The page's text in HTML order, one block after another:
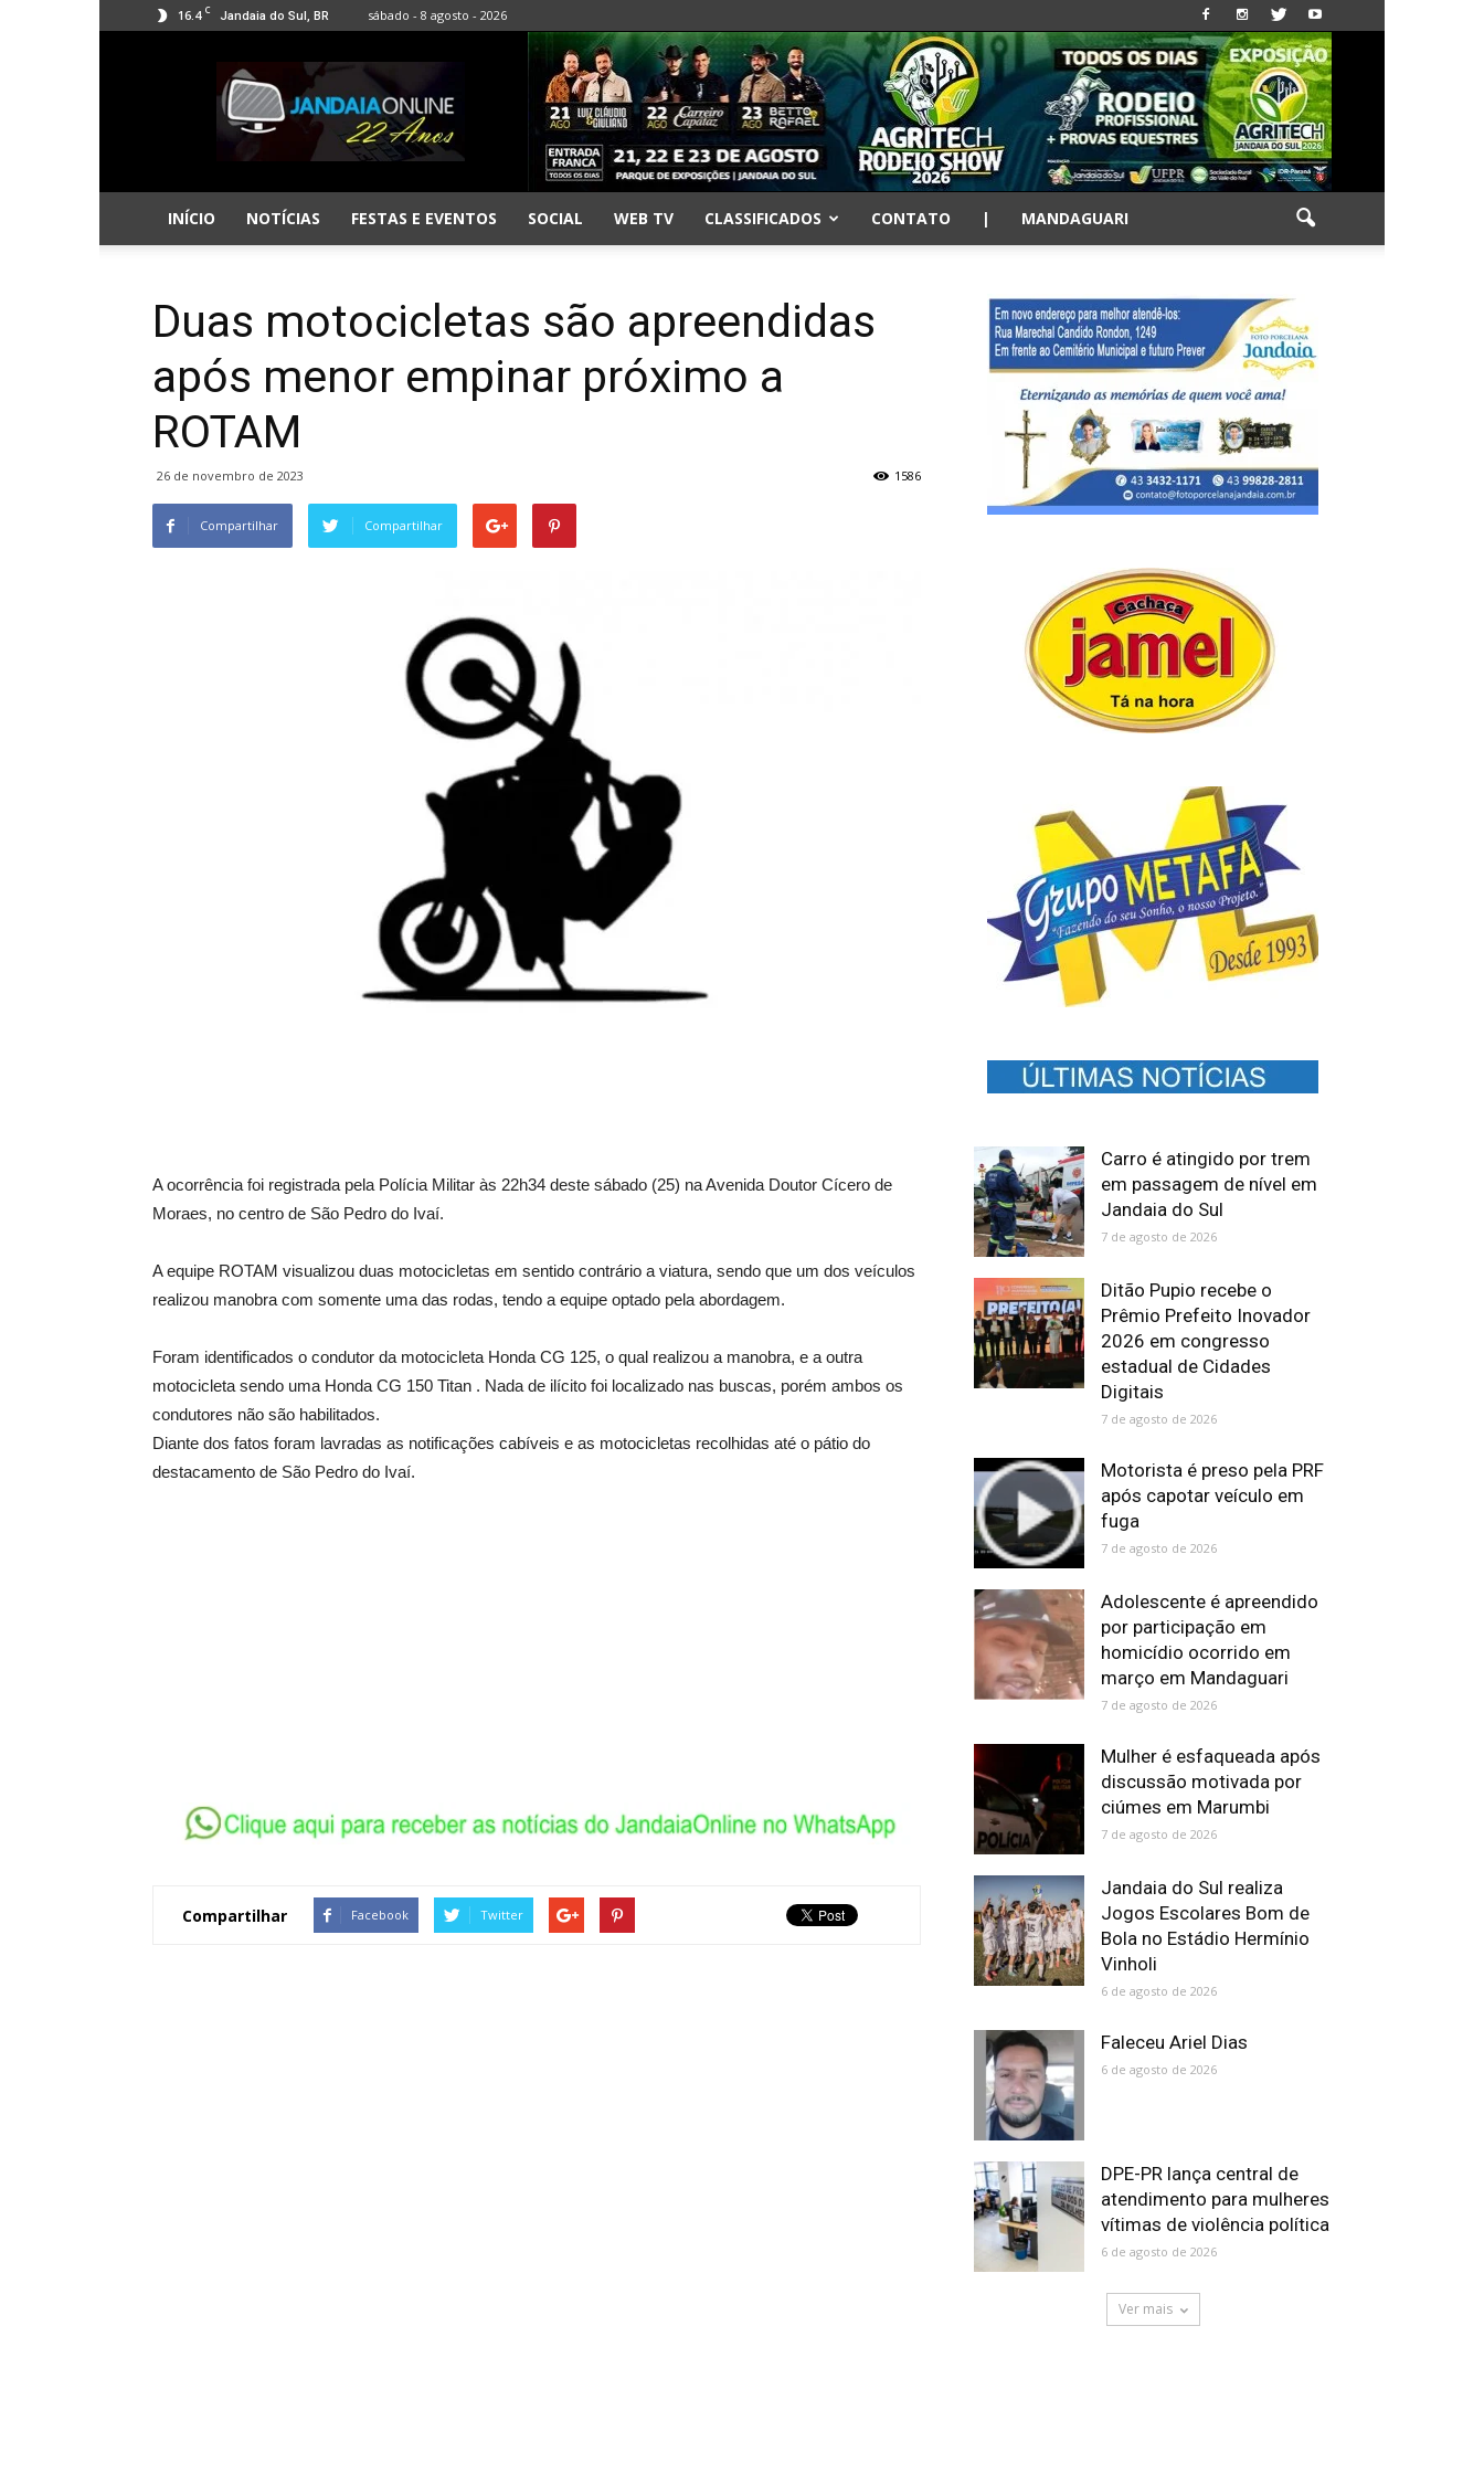
16.4 C Jandaia do Sul, BR sábado - 8 agosto - 2026
Jandaia
Online
INÍCIO NOTÍCIAS FESTAS E EVENTOS SOCIAL WEB TV CLASSIFICADOS CONTATO | MANDAGUARI
Duas motocicletas são apreendidas
após menor empinar próximo a
ROTAM
26 de novembro de 2023 1586
Compartilhar Compartilhar
A ocorrência foi registrada pela Polícia Militar às 22h34 deste sábado (25) na Avenida Doutor Cícero de
Moraes, no centro de São Pedro do Ivaí.
A equipe ROTAM visualizou duas motocicletas em sentido contrário a viatura, sendo que um dos veículos
realizou manobra com somente uma das rodas, tendo a equipe optado pela abordagem.
Foram identificados o condutor da motocicleta Honda CG 125, o qual realizou a manobra, e a outra
motocicleta sendo uma Honda CG 150 Titan . Nada de ilícito foi localizado nas buscas, porém ambos os
condutores não são habilitados.
Diante dos fatos foram lavradas as notificações cabíveis e as motocicletas recolhidas até o pátio do
destacamento de São Pedro do Ivaí.
Compartilhar Facebook Twitter
Carro é atingido por trem
em passagem de nível em
Jandaia do Sul
7 de agosto de 2026
Ditão Pupio recebe o
Prêmio Prefeito Inovador
2026 em congresso
estadual de Cidades
Digitais
7 de agosto de 2026
Motorista é preso pela PRF
após capotar veículo em
fuga
7 de agosto de 2026
Adolescente é apreendido
por participação em
homicídio ocorrido em
março em Mandaguari
7 de agosto de 2026
Mulher é esfaqueada após
discussão motivada por
ciúmes em Marumbi
7 de agosto de 2026
Jandaia do Sul realiza
Jogos Escolares Bom de
Bola no Estádio Hermínio
Vinholi
6 de agosto de 2026
Faleceu Ariel Dias
6 de agosto de 2026
DPE-PR lança central de
atendimento para mulheres
vítimas de violência política
6 de agosto de 2026
Ver mais